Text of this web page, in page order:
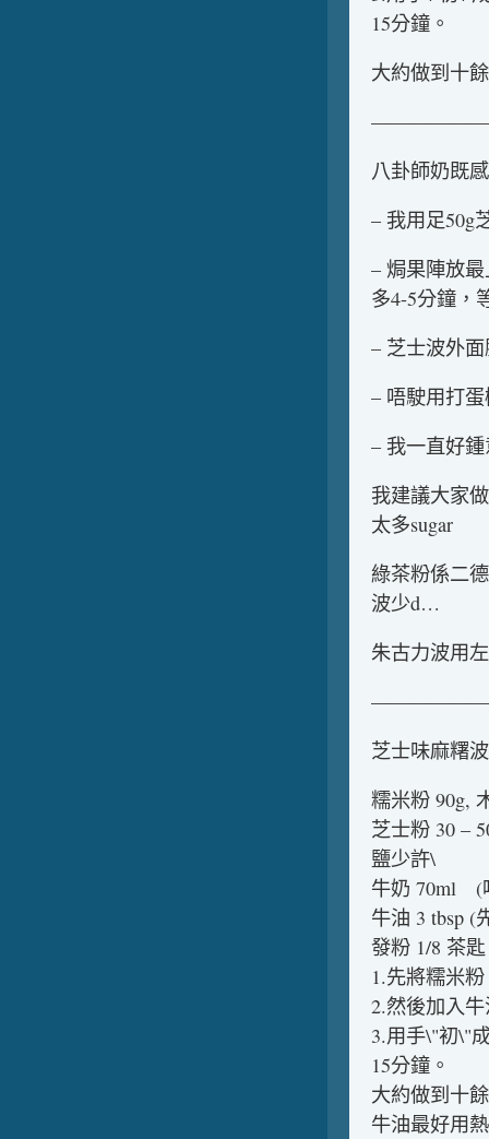
15分鐘。
大約做到十
八卦師奶既
– 我用足50g
– 焗果陣放
多4-5分鐘，
– 芝士波外
– 唔駛用打
– 我一直好
我建議大家
太多sugar
綠茶粉係二
波少d…
朱古力波用
芝士味麻糬
糯米粉 90g,
芝士粉 30 –
鹽少許\
牛奶 70ml (
牛油 3 tbsp (
發粉 1/8 茶匙
1.先將糯米
2.然後加入
3.用手\"初\"
15分鐘。
大約做到十
牛油最好用